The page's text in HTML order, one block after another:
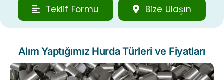
Teklif Formu Bize Ulaşın
Alım Yaptığımız Hurda Türleri ve Fiyatları